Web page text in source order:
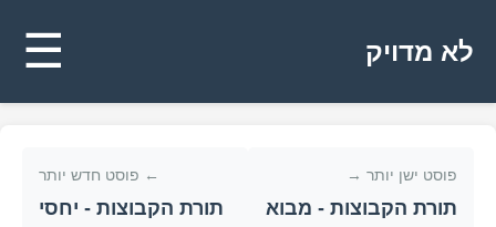
לא מדויק ☰
פוסט ישן יותר →
תורת הקבוצות - מבוא
← פוסט חדש יותר
תורת הקבוצות - יחסי